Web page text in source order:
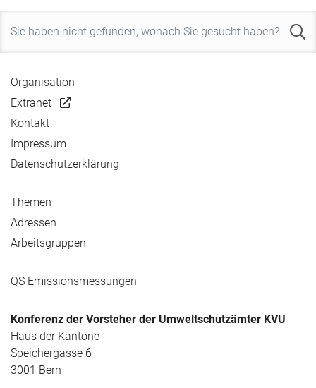
Organisation
Extranet
Kontakt
Impressum
Datenschutzerklärung
Themen
Adressen
Arbeitsgruppen
QS Emissionsmessungen
Konferenz der Vorsteher der Umweltschutzämter KVU
Haus der Kantone
Speichergasse 6
3001 Bern